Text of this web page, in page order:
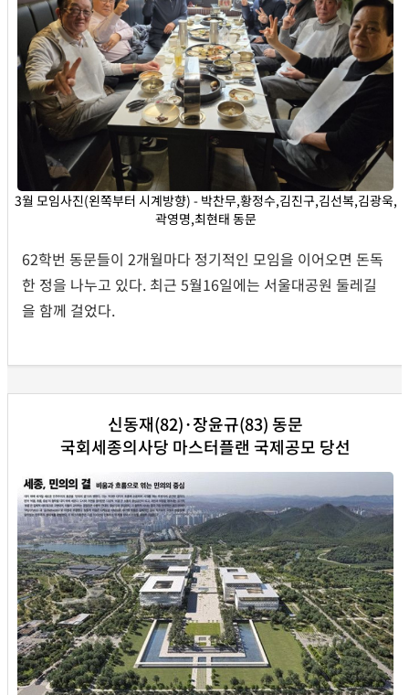
3월 모임사진(왼쪽부터 시계방향) - 박찬무,황정수,김진구,김선복,김광욱,
곽영명,최현태 동문
62학번 동문들이 2개월마다 정기적인 모임을 이어오면 돈독
한 정을 나누고 있다. 최근 5월16일에는 서울대공원 둘레길
을 함께 걸었다.
신동재(82)·장윤규(83) 동문
국회세종의사당 마스터플랜 국제공모 당선